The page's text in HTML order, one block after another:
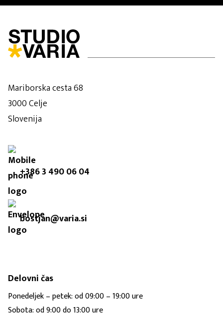
Mariborska cesta 68
3000 Celje
Slovenija
+386 3 490 06 04
bostjan@varia.si
Delovni čas
Ponedeljek – petek: od 09:00 – 19:00 ure
Sobota: od 9:00 do 13:00 ure